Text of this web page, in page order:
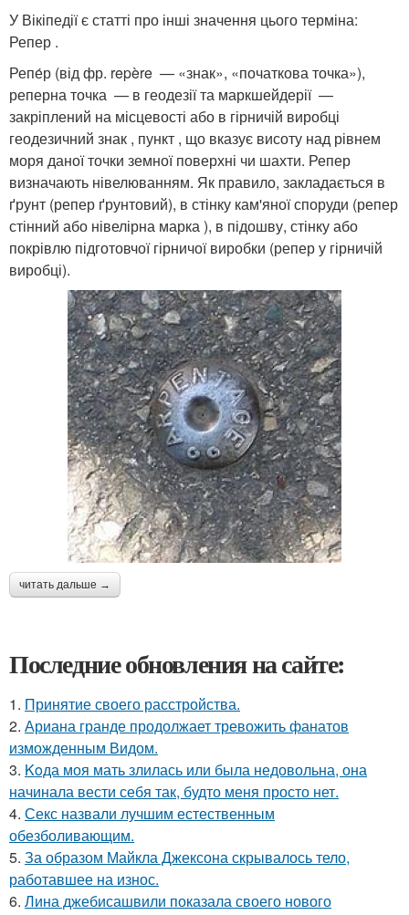
У Вікіпедії є статті про інші значення цього терміна:
Репер .
Репе́р (від фр. repère — «знак», «початкова точка»),
реперна точка — в геодезії та маркшейдерії —
закріплений на місцевості або в гірничій виробці
геодезичний знак , пункт , що вказує висоту над рівнем
моря даної точки земної поверхні чи шахти. Репер
визначають нівелюванням. Як правило, закладається в
ґрунт (репер ґрунтовий), в стінку кам'яної споруди (репер
стінний або нівелірна марка ), в підошву, стінку або
покрівлю підготовчої гірничої виробки (репер у гірничій
виробці).
читать дальше →
Последние обновления на сайте:
1. Принятие своего расстройства.
2. Ариана гранде продолжает тревожить фанатов
изможденным Видом.
3. Koда моя мать злилась или была недовольна, она
начинала вести себя так, будто меня просто нет.
4. Секс назвали лучшим естественным
обезболивающим.
5. За образом Майкла Джексона скрывалось тело,
работавшее на износ.
6. Лина джебисашвили показала своего нового